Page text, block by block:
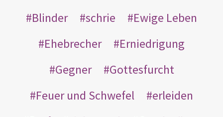
Blinder
schrie
Ewige Leben
Ehebrecher
Erniedrigung
Gegner
Gottesfurcht
Feuer und Schwefel
erleiden